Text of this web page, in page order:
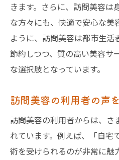
きます。さらに、訪問美容は
な方々にも、快適で安心な美
ように、訪問美容は都市生活
節約しつつ、質の高い美容サ
な選択肢となっています。
訪問美容の利用者の声
訪問美容の利用者からは、さ
れています。例えば、「自宅
術を受けられるのが非常に魅